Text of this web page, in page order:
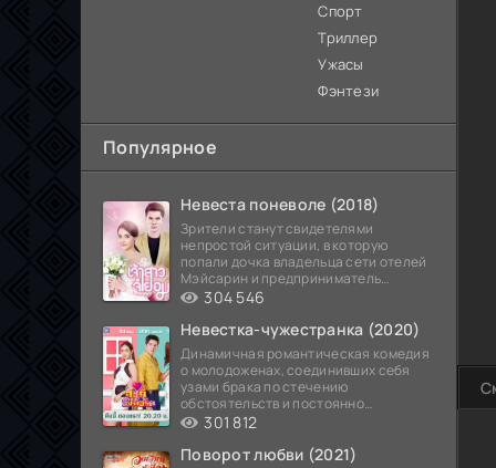
Спорт
Триллер
Ужасы
Фэнтези
Популярное
Невеста поневоле (2018)
Зрители станут свидетелями
непростой ситуации, в которую
попали дочка владельца сети отелей
Мэйсарин и предприниматель
Кетдэн. Обоих главных героев
304 546
Невестка-чужестранка (2020)
Динамичная романтическая комедия
о молодоженах, соединивших себя
узами брака по стечению
обстоятельств и постоянно
попадающих в курьезные ситуации...
301 812
Поворот любви (2021)